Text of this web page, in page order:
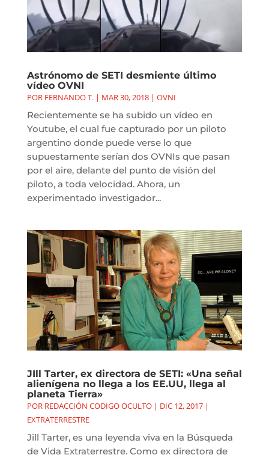
Astrónomo de SETI desmiente último
vídeo OVNI
POR FERNANDO T.| MAR 30, 2018| OVNI
Recientemente se ha subido un vídeo en
Youtube, el cual fue capturado por un piloto
argentino donde puede verse lo que
supuestamente serían dos OVNIs que pasan
por el aire, delante del punto de visión del
piloto, a toda velocidad. Ahora, un
experimentado investigador...
JIll Tarter, ex directora de SETI: «Una señal
alienígena no llega a los EE.UU, llega al
planeta Tierra»
POR REDACCIÓN CODIGO OCULTO| DIC 12, 2017|
EXTRATERRESTRE
Jill Tarter, es una leyenda viva en la Búsqueda
de Vida Extraterrestre. Como ex directora de